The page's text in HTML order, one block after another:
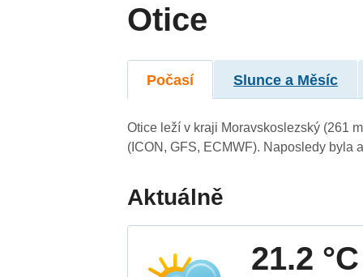
Otice
Počasí Slunce a Měsíc
Otice leží v kraji Moravskoslezský (261
(ICON, GFS, ECMWF). Naposledy byla
Aktuálně
21.2 °C